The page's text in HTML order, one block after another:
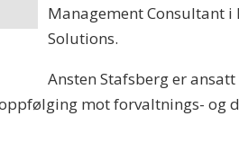
Management Consultant i
Solutions.
Ansten Stafsberg er
mot forvaltnings- og